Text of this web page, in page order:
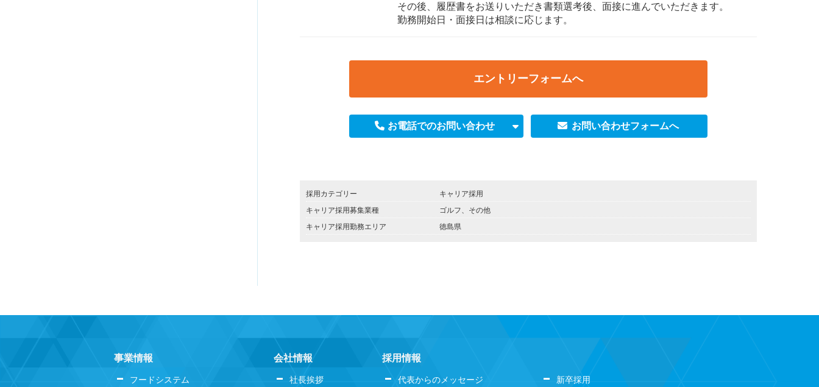
その後、履歴書をお送りいただき書類選考後、面接に進んでいただきます。
勤務開始日・面接日は相談に応じます。
エントリーフォームへ
お電話でのお問い合わせ お問い合わせフォームへ
採用カテゴリー
キャリア採用
キャリア採用募集業種
ゴルフ、その他
キャリア採用勤務エリア
徳島県
事業情報
フードシステム
会社情報
社長挨拶
採用情報
代表からのメッセージ
新卒採用